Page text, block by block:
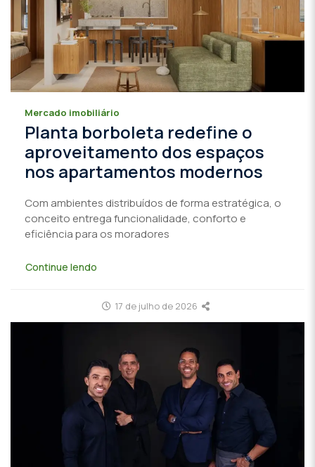
Mercado imobiliário
Planta borboleta redefine o
aproveitamento dos espaços
nos apartamentos modernos
Com ambientes distribuídos de forma estratégica, o
conceito entrega funcionalidade, conforto e
eficiência para os moradores
Continue lendo
17 de julho de 2026